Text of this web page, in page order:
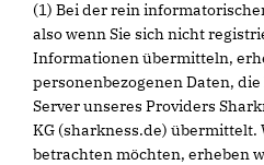
(1) Bei der rein
also wenn Sie sich nicht
Informationen übermitteln,
personenbezogenen Daten,
Server unseres Providers
KG (sharkness.de) übermittelt.
betrachten möchten, erheben